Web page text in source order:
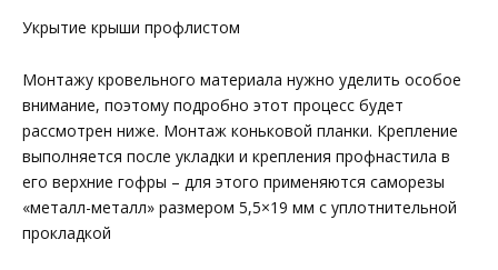
Укрытие крыши профлистом
Монтажу кровельного материала нужно уделить особое
внимание, поэтому подробно этот процесс будет
рассмотрен ниже. Монтаж коньковой планки. Крепление
выполняется после укладки и крепления профнастила в
его верхние гофры – для этого применяются саморезы
«металл-металл» размером 5,5×19 мм с уплотнительной
прокладкой